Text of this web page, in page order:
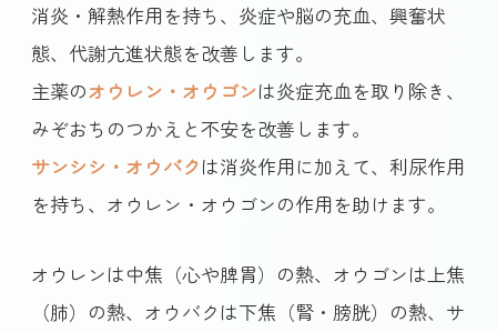
消炎・解熱作用を持ち、炎症や脳の充血、興奮状
態、代謝亢進状態を改善します。
主薬のオウレン・オウゴンは炎症充血を取り除き、
みぞおちのつかえと不安を改善します。
サンシシ・オウバクは消炎作用に加えて、利尿作用
を持ち、オウレン・オウゴンの作用を助けます。
オウレンは中焦（心や脾胃）の熱、オウゴンは上焦
（肺）の熱、オウバクは下焦（腎・膀胱）の熱、サ